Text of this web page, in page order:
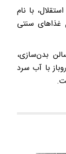
با نام
غذاهای سنتی
بدن‌سازی‌،
با آب سرد